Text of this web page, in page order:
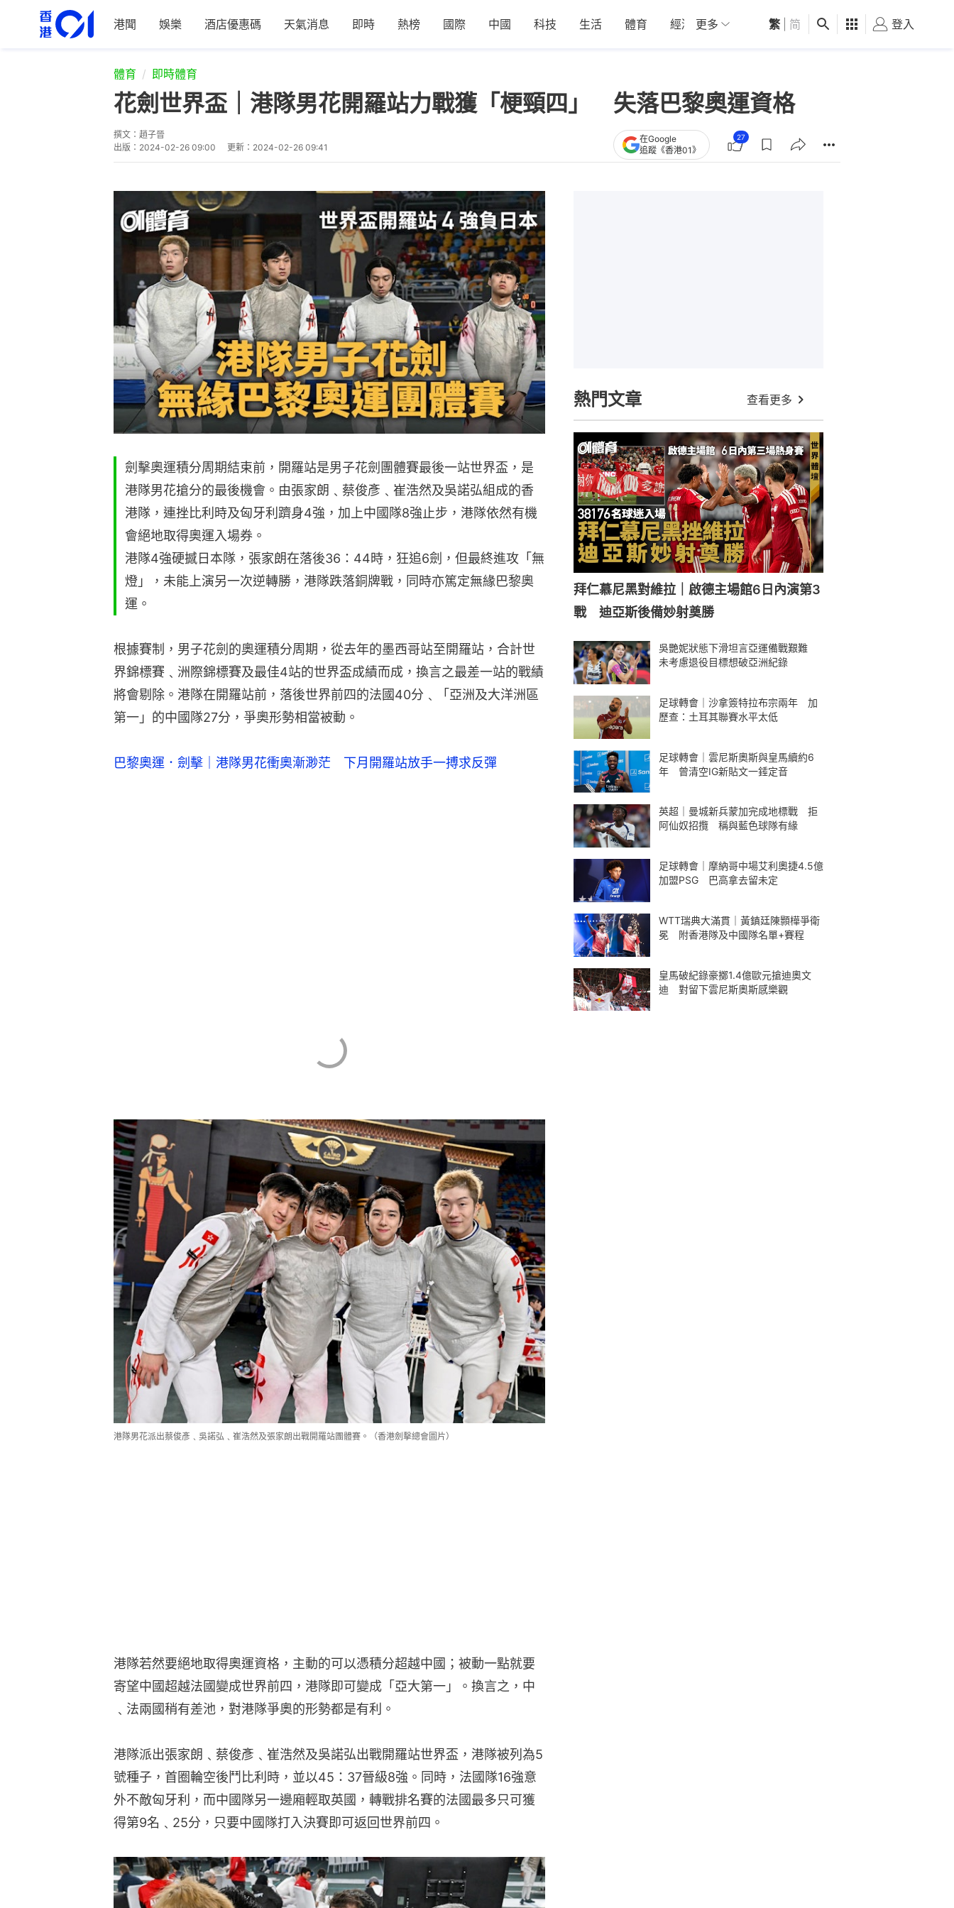
港聞 娛樂 酒店優惠碼 天氣消息 即時 熱榜 國際 中國 科技 生活 體育 經濟 01深圳 觀點 健康 好食玩飛
更多 繁 简 登入
體育 即時體育
花劍世界盃｜港隊男花開羅站力戰獲「梗頸四」 失落巴黎奧運資格
撰文： 趙子晉
出版： 2024-02-26 09:00 更新： 2024-02-26 09:41
在Google
追蹤《香港01》
27
劍擊奧運積分周期結束前，開羅站是男子花劍團體賽最後一站世界盃，是
港隊男花搶分的最後機會。由張家朗﹑蔡俊彥﹑崔浩然及吳諾弘組成的香
港隊，連挫比利時及匈牙利躋身4強，加上中國隊8強止步，港隊依然有機
會絕地取得奧運入場券。
港隊4強硬撼日本隊，張家朗在落後36：44時，狂追6劍，但最終進攻「無
燈」，未能上演另一次逆轉勝，港隊跌落銅牌戰，同時亦篤定無緣巴黎奧
運。
根據賽制，男子花劍的奧運積分周期，從去年的墨西哥站至開羅站，合計世
界錦標賽﹑洲際錦標賽及最佳4站的世界盃成績而成，換言之最差一站的戰績
將會剔除。港隊在開羅站前，落後世界前四的法國40分﹑「亞洲及大洋洲區
第一」的中國隊27分，爭奧形勢相當被動。
巴黎奧運．劍擊｜港隊男花衝奧漸渺茫　下月開羅站放手一搏求反彈
港隊男花派出蔡俊彥﹑吳諾弘﹑崔浩然及張家朗出戰開羅站團體賽。（香港劍擊總會圖片）
港隊若然要絕地取得奧運資格，主動的可以憑積分超越中國；被動一點就要
寄望中國超越法國變成世界前四，港隊即可變成「亞大第一」。換言之，中
﹑法兩國稍有差池，對港隊爭奧的形勢都是有利。
港隊派出張家朗﹑蔡俊彥﹑崔浩然及吳諾弘出戰開羅站世界盃，港隊被列為5
號種子，首圈輪空後鬥比利時，並以45：37晉級8強。同時，法國隊16強意
外不敵匈牙利，而中國隊另一邊廂輕取英國，轉戰排名賽的法國最多只可獲
得第9名﹑25分，只要中國隊打入決賽即可返回世界前四。
熱門文章 查看更多
拜仁慕尼黑對維拉｜啟德主場館6日內演第3
戰 迪亞斯後備妙射奠勝
吳艷妮狀態下滑坦言亞運備戰艱難
未考慮退役目標想破亞洲紀錄
足球轉會｜沙拿簽特拉布宗兩年 加
歷查：土耳其聯賽水平太低
足球轉會｜雲尼斯奧斯與皇馬續約6
年 曾清空IG新貼文一錘定音
英超｜曼城新兵蒙加完成地標戰 拒
阿仙奴招攬 稱與藍色球隊有緣
足球轉會｜摩納哥中場艾利奧捷4.5億
加盟PSG 巴高拿去留未定
WTT瑞典大滿貫｜黃鎮廷陳顥樺爭衛
冕 附香港隊及中國隊名單+賽程
皇馬破紀錄豪擲1.4億歐元搶迪奧文
迪 對留下雲尼斯奧斯感樂觀